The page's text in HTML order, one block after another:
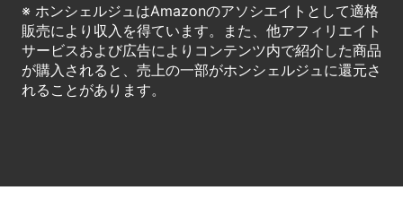
※ ホンシェルジュはAmazonのアソシエイトとして適格
販売により収入を得ています。また、他アフィリエイト
サービスおよび広告によりコンテンツ内で紹介した商品
が購入されると、売上の一部がホンシェルジュに還元さ
れることがあります。